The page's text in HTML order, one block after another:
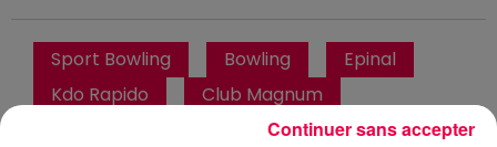
Sport Bowling Bowling
Epinal
Kdo Rapido
Club Magnum
Magnum
Continuer sans accepter